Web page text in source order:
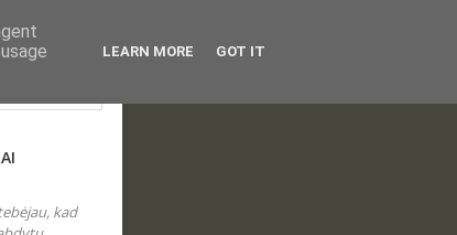
kad
LEARN MORE GOT IT